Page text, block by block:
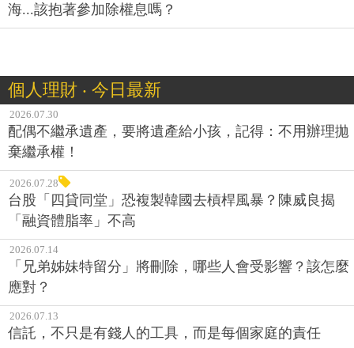
海...該抱著參加除權息嗎？
個人理財 ‧ 今日最新
2026.07.30
配偶不繼承遺產，要將遺產給小孩，記得：不用辦理拋
棄繼承權！
2026.07.28
台股「四貸同堂」恐複製韓國去槓桿風暴？陳威良揭
「融資體脂率」不高
2026.07.14
「兄弟姊妹特留分」將刪除，哪些人會受影響？該怎麼
應對？
2026.07.13
信託，不只是有錢人的工具，而是每個家庭的責任